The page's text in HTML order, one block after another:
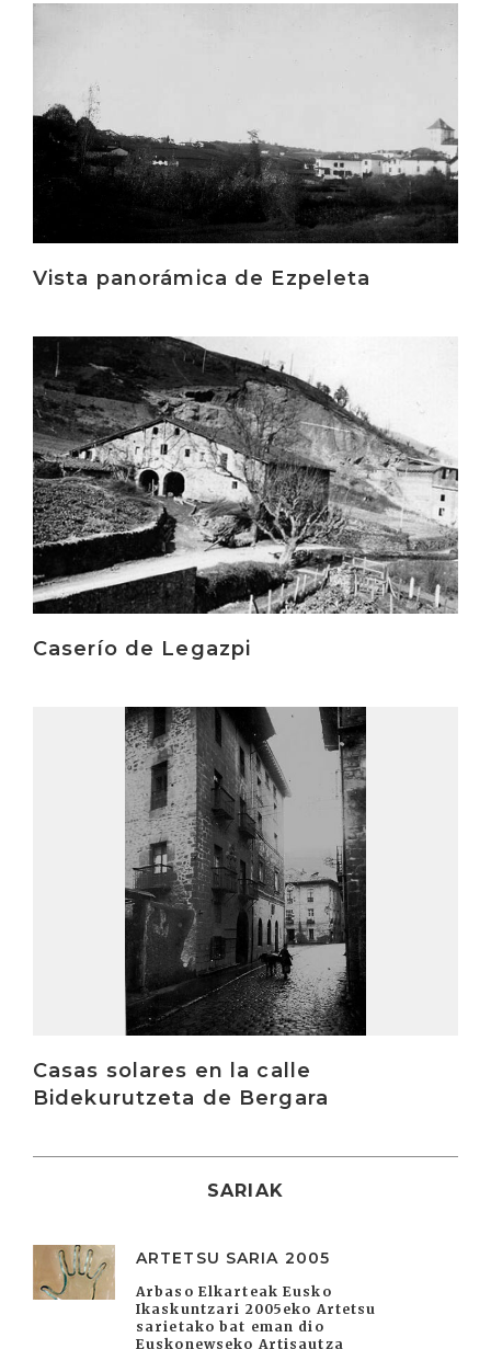
Vista panorámica de Ezpeleta
Caserío de Legazpi
Irakurri
Casas solares en la calle
Bidekurutzeta de Bergara
SARIAK
ARTETSU SARIA 2005
Arbaso Elkarteak Eusko
Ikaskuntzari 2005eko Artetsu
sarietako bat eman dio
Euskonewseko Artisautza